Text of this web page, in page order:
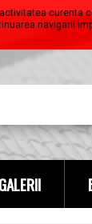
Stiri,
GALERII
curenta
navigarii